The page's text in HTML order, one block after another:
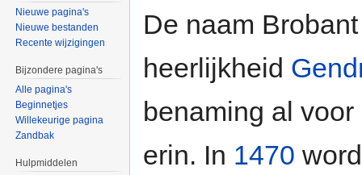
De naam
heerlijkheid
benaming al
erin. In 1470
Nieuwe pagina's
Nieuwe bestanden
Recente wijzigingen
Bijzondere pagina's
Alle pagina's
Beginnetjes
Willekeurige pagina
Zandbak
Hulpmiddelen